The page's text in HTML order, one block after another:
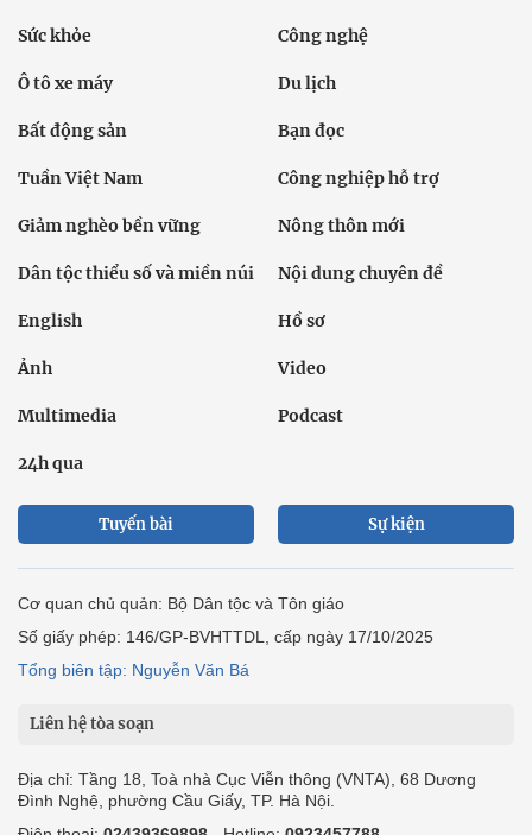
Sức khỏe Công nghệ
Ô tô xe máy Du lịch
Bất động sản Bạn đọc
Tuần Việt Nam Công nghiệp hỗ trợ
Giảm nghèo bền vững Nông thôn mới
Dân tộc thiểu số và miền núi Nội dung chuyên đề
English Hồ sơ
Ảnh Video
Multimedia Podcast
24h qua
Tuyến bài Sự kiện
Cơ quan chủ quản: Bộ Dân tộc và Tôn giáo
Số giấy phép: 146/GP-BVHTTDL, cấp ngày 17/10/2025
Tổng biên tập: Nguyễn Văn Bá
Liên hệ tòa soạn
Địa chỉ: Tầng 18, Toà nhà Cục Viễn thông (VNTA), 68 Dương
Đình Nghệ, phường Cầu Giấy, TP. Hà Nội.